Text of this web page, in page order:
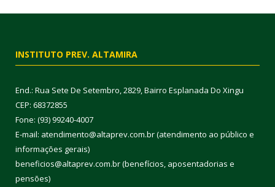
INSTITUTO PREV. ALTAMIRA
End.: Rua Sete De Setembro, 2829, Bairro Esplanada Do Xingu
CEP: 68372855
Fone: (93) 99240-4007
E-mail: atendimento@altaprev.com.br (atendimento ao público e
informações gerais)
beneficios@altaprev.com.br (benefícios, aposentadorias e
pensões)